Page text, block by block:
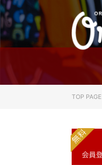
TOP PAGE